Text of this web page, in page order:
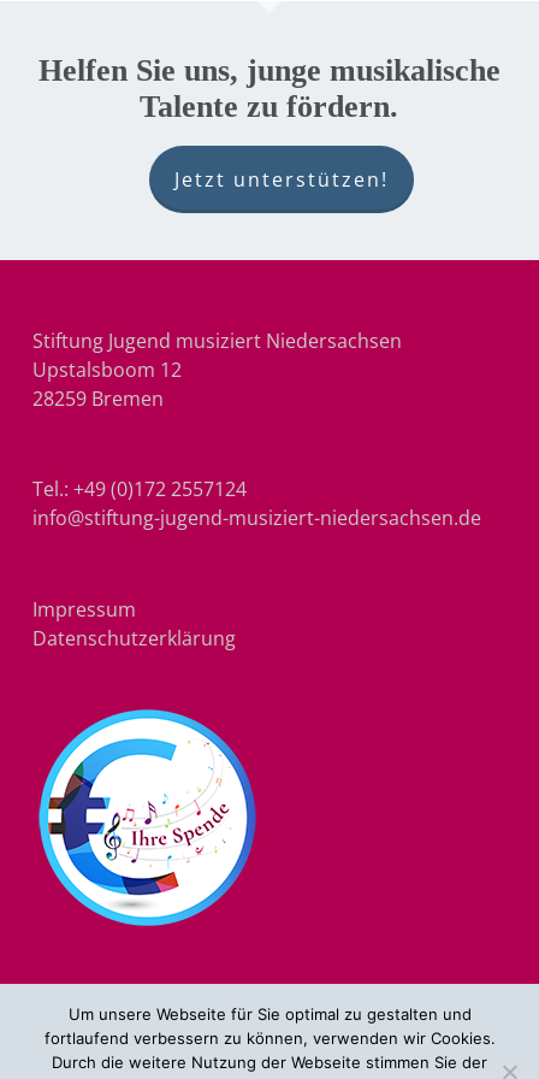
Helfen Sie uns, junge musikalische
Talente zu fördern.
Jetzt unterstützen!
Stiftung Jugend musiziert Niedersachsen
Upstalsboom 12
28259 Bremen
Tel.: +49 (0)172 2557124
info@stiftung-jugend-musiziert-niedersachsen.de
Impressum
Datenschutzerklärung
Um unsere Webseite für Sie optimal zu gestalten und
fortlaufend verbessern zu können, verwenden wir Cookies.
Durch die weitere Nutzung der Webseite stimmen Sie der